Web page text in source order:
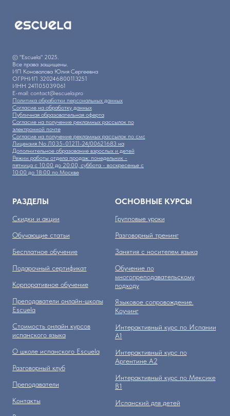
© "Escuela" 2025.
Все права защищены.
ИП Коновалова Юлия Сергеевна
ОГРНИП 320246800113251
ИНН 241105039061
E-mail: contact@escuela.pro
Политика обработки персональных данных
Согласие на обработку данных
Публичная образовательная оферта
Согласие на получение рекламных рассылок по
электронной почте
Согласие на получение рекламных рассылок по смс
Лицензия No Л035-01211-24/00621683 на
Дополнительное образование взрослых и детей
Режим работы отдела продаж: понедельник -
пятница с 10:00 до 20:00, суббота - воскресенье с
10:00 до 18:00 по Москве
РАЗДЕЛЫ
Скидки и акции
Обучающие статьи
Бесплатное обучение
Подарочный сертификат
Корпоративное обучение
Преподаватели онлайн-школы
Escuela
Стоимость онлайн курсов
испанского языка
О школе испанского Escuela
Разговорный клуб
Преподаватели
Контакты
ОСНОВНЫЕ КУРСЫ
Групповые уроки
Разговорный тренинг
Занятия с носителем языка
Обучение по
многопреподавательскому
подходу
Языковое сопровождение.
Коучинг
Интерактивный курс по Испании
А1
Интерактивный курс по
Аргентине А2
Интерактивный курс по Мексике
B1
Испанский для детей